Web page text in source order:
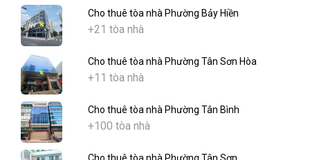
Cho thuê tòa nhà Phường Bảy Hiền
+21 tòa nhà
Cho thuê tòa nhà Phường Tân Sơn Hòa
+11 tòa nhà
Cho thuê tòa nhà Phường Tân Bình
+100 tòa nhà